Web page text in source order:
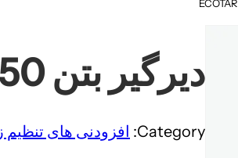
دیرگیر بتن ECOTARD 150
Category: افزودنی های